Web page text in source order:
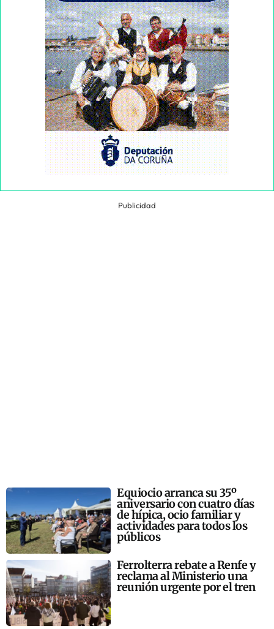
Publicidad
Equiocio arranca su 35º
aniversario con cuatro días
de hípica, ocio familiar y
actividades para todos los
públicos
Ferrolterra rebate a Renfe y
reclama al Ministerio una
reunión urgente por el tren